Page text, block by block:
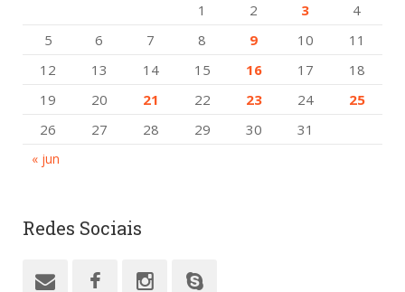
« jun
1 2 3
4
5
6 7 8 9 10
11
12
13 14 15 16 17
18
19
20 21 22 23 24
25
26
27 28 29 30 31
Redes Sociais